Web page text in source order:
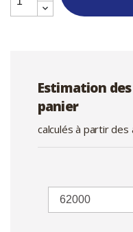
Estimation
panier
calculés à partir